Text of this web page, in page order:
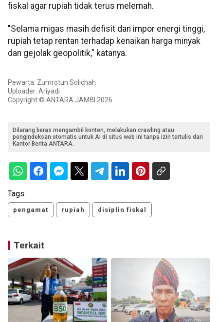
fiskal agar rupiah tidak terus melemah.
"Selama migas masih defisit dan impor energi tinggi,
rupiah tetap rentan terhadap kenaikan harga minyak
dan gejolak geopolitik," katanya.
Pewarta: Zumrotun Solichah
Uploader: Ariyadi
Copyright © ANTARA JAMBI 2026
Dilarang keras mengambil konten, melakukan crawling atau
pengindeksan otomatis untuk AI di situs web ini tanpa izin tertulis dari
Kantor Berita ANTARA.
Tags:
pengamat rupiah disiplin fiskal
Terkait